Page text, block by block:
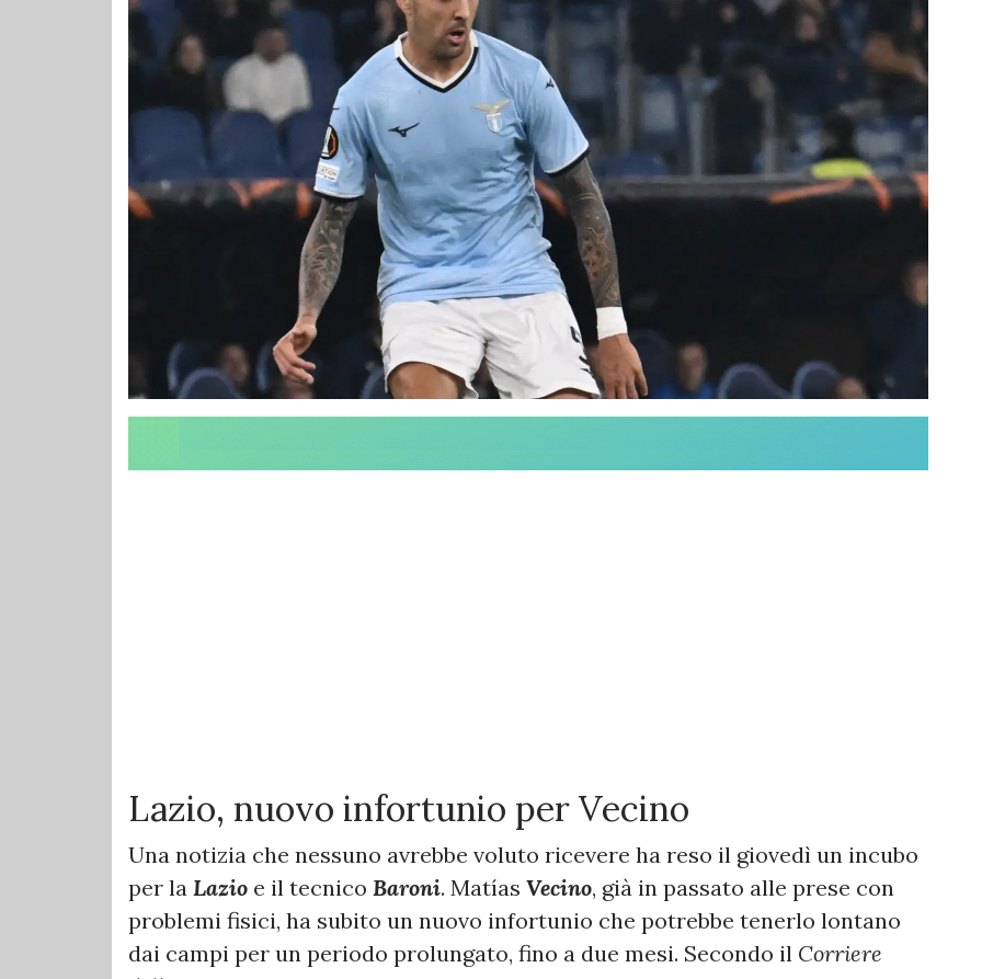
Lazio, nuovo infortunio per Vecino
Una notizia che nessuno avrebbe voluto ricevere ha reso il giovedì un incubo
per la Lazio e il tecnico Baroni. Matías Vecino, già in passato alle prese con
problemi fisici, ha subito un nuovo infortunio che potrebbe tenerlo lontano
dai campi per un periodo prolungato, fino a due mesi. Secondo il Corriere